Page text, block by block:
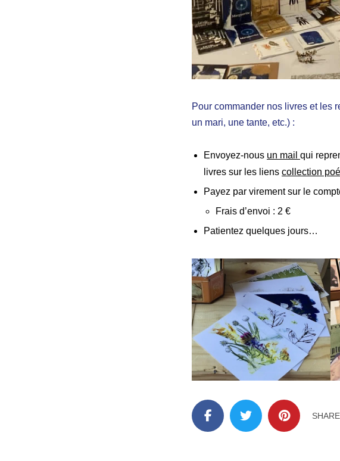
Pour commander nos livres et les
un mari, une tante, etc.) :
Envoyez-nous un mail qui
livres sur les liens collection
Payez par virement sur le
Frais d’envoi : 2 €
Patientez quelques jours…